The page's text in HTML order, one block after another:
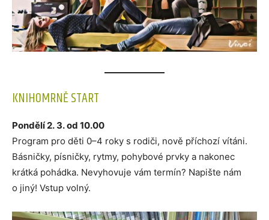
KNIHOMRNĚ START
Pondělí 2. 3. od 10.00
Program pro děti 0–4 roky s rodiči, nově příchozí vítáni.
Básničky, písničky, rytmy, pohybové prvky a nakonec
krátká pohádka. Nevyhovuje vám termín? Napište nám
o jiný! Vstup volný.